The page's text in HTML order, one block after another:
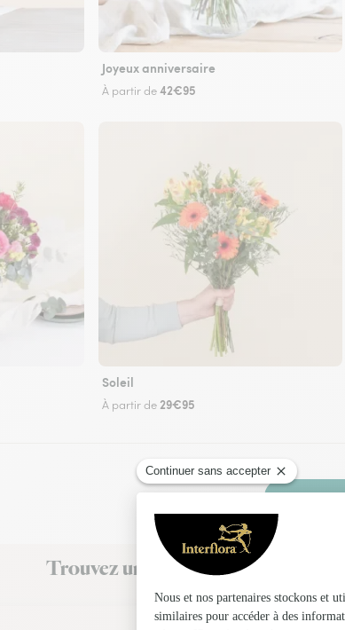
Joyeux anniversaire
À partir de42€95
Soleil
À partir de 29€95
Faire
Trouvez un fleuriste Interflora au